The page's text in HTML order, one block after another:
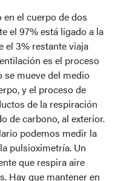
el cuerpo de dos
el 97% está ligado a la
el 3% restante viaja
es el proceso
se mueve del medio
y el proceso de
de la respiración
de carbono, al exterior.
podemos medir la
pulsioximetría. Un
que respira aire
Hay que mantener en